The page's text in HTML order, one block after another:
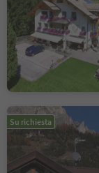
Su richiesta